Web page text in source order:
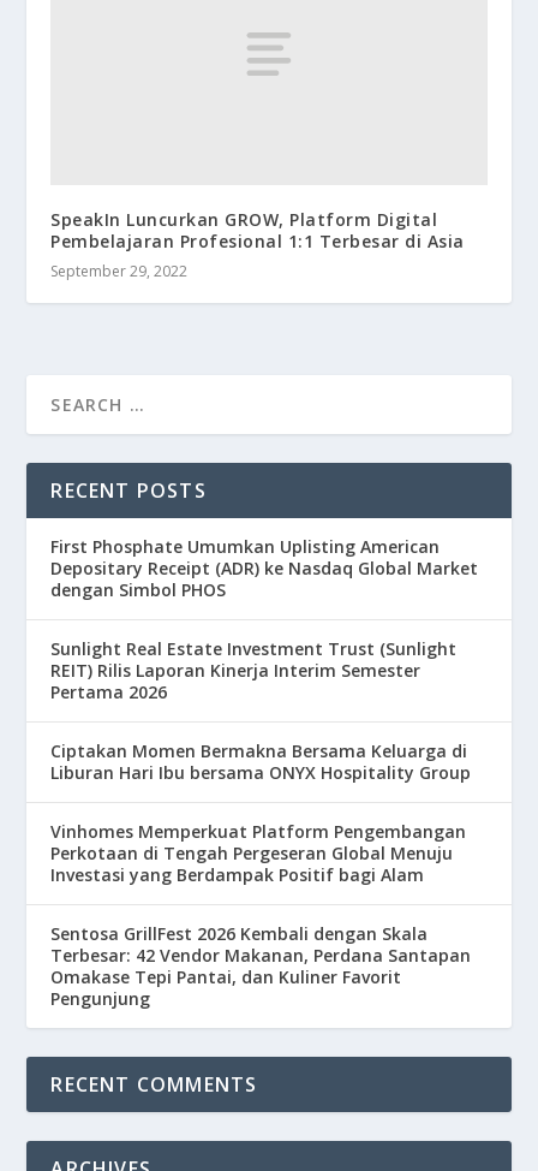
SpeakIn Luncurkan GROW, Platform Digital
Pembelajaran Profesional 1:1 Terbesar di Asia
September 29, 2022
RECENT POSTS
First Phosphate Umumkan Uplisting American
Depositary Receipt (ADR) ke Nasdaq Global Market
dengan Simbol PHOS
Sunlight Real Estate Investment Trust (Sunlight
REIT) Rilis Laporan Kinerja Interim Semester
Pertama 2026
Ciptakan Momen Bermakna Bersama Keluarga di
Liburan Hari Ibu bersama ONYX Hospitality Group
Vinhomes Memperkuat Platform Pengembangan
Perkotaan di Tengah Pergeseran Global Menuju
Investasi yang Berdampak Positif bagi Alam
Sentosa GrillFest 2026 Kembali dengan Skala
Terbesar: 42 Vendor Makanan, Perdana Santapan
Omakase Tepi Pantai, dan Kuliner Favorit
Pengunjung
RECENT COMMENTS